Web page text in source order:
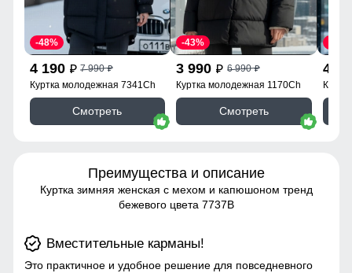
4 190 p 7 990p
-48%
Куртка молодежная 7341Ch
Смотреть
3 990 p 6 990p
-43%
Куртка молодежная 1170Ch
Смотреть
4
Преимущества и описание
Куртка зимняя женская с мехом и капюшоном тренд
бежевого цвета 7737B
Вместительные карманы!
Это практичное и удобное решение для повседневного